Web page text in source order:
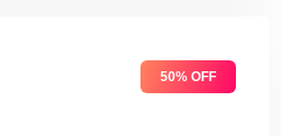
50% OFF